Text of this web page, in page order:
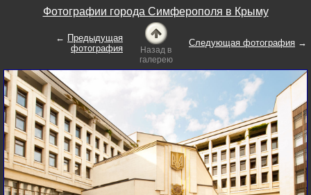
Фотографии города Симферополя в Крыму
← Предыдущая
фотография
Назад в
галерею
Следующая фотография →